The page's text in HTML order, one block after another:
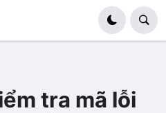
tra mã lỗi